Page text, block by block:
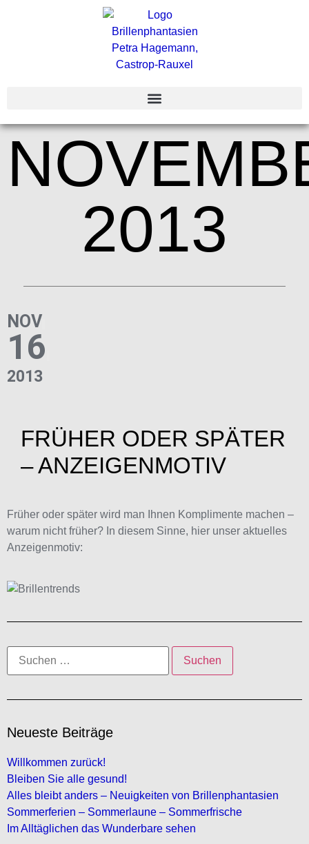
2013
NOV
16
2013
FRÜHER ODER SPÄTER
– ANZEIGENMOTIV
Früher oder später wird man Ihnen Komplimente machen –
warum nicht früher? In diesem Sinne, hier unser aktuelles
Anzeigenmotiv:
Neueste Beiträge
Willkommen zurück!
Bleiben Sie alle gesund!
Alles bleibt anders – Neuigkeiten von Brillenphantasien
Sommerferien – Sommerlaune – Sommerfrische
Im Alltäglichen das Wunderbare sehen